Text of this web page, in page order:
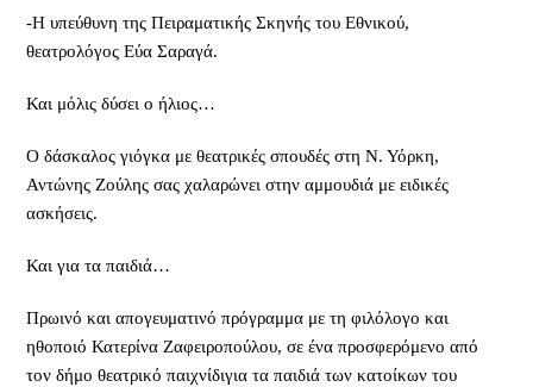
-Η υπεύθυνη της Πειραματικής Σκηνής του Εθνικού,
θεατρολόγος Εύα Σαραγά.
Και μόλις δύσει ο ήλιος…
Ο δάσκαλος γιόγκα με θεατρικές σπουδές στη Ν. Υόρκη,
Αντώνης Ζούλης σας χαλαρώνει στην αμμουδιά με ειδικές
ασκήσεις.
Και για τα παιδιά…
Πρωινό και απογευματινό πρόγραμμα με τη φιλόλογο και
ηθοποιό Κατερίνα Ζαφειροπούλου, σε ένα προσφερόμενο από
τον δήμο θεατρικό παιχνίδιγια τα παιδιά των κατοίκων του